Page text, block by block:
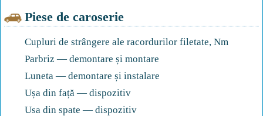
Piese de caroserie
Cupluri de strângere ale racordurilor filetate, Nm
Parbriz — demontare și montare
Luneta — demontare și instalare
Ușa din față — dispozitiv
Usa din spate — dispozitiv